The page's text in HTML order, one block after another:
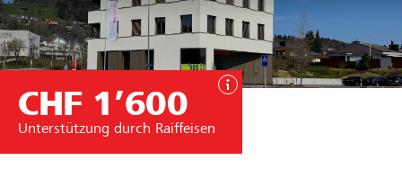
Unterstützen
Projekte und Organisationen finden
Jetzt starten
CHF 1’600
Unterstützung durch Raiffeisen